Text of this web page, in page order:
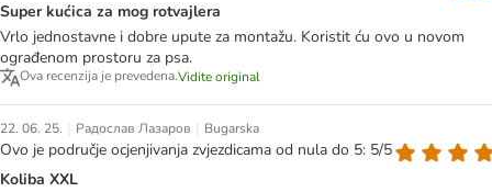
Super kućica za mog rotvajlera
Vrlo jednostavne i dobre upute za montažu. Koristit ću ovo u novom
ograđenom prostoru za psa.
Ova recenzija je prevedena.Vidite original
22. 06. 25. | Радослав Лазаров | Bugarska
Ovo je područje ocjenjivanja zvjezdicama od nula do 5: 5/5
Koliba XXL